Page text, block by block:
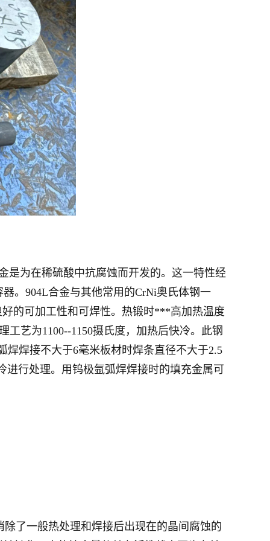
是为在稀硫酸中抗腐蚀而开发的。这一特性经
。904L合金与其他常用的CrNi奥氏体钢一
的可加工性和可焊性。热锻时***高加热温度
艺为1100--1150摄氏度，加热后快冷。此钢
焊接不大于6毫米板材时焊条直径不大于2.5
进行处理。用钨极氩弧焊焊接时的填充金属可
了一般热处理和焊接后出现在的晶间腐蚀的